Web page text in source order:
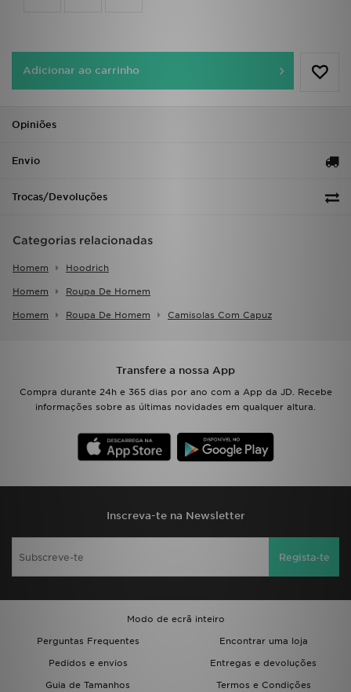
Adicionar ao carrinho
Opiniões
Envio
Trocas/Devoluções
Categorias relacionadas
Homem Hoodrich
Homem Roupa De Homem
Homem Roupa De Homem Camisolas Com Capuz
Transfere a nossa App
Compra durante 24h e 365 dias por ano com a App da JD. Recebe
informações sobre as últimas novidades em qualquer altura.
Inscreva-te na Newsletter
Regista-te
Modo de ecrã inteiro
Perguntas Frequentes
Encontrar uma loja
Pedidos e envios
Entregas e devoluções
Guia de Tamanhos
Termos e Condições